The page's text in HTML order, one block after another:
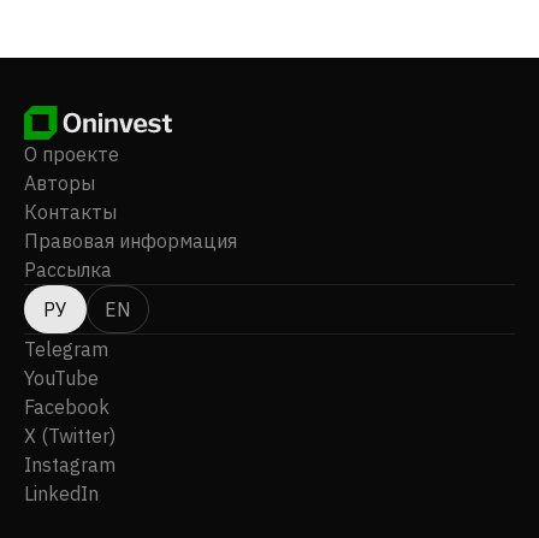
материалов и тканые полотна. Компания была
находится в Ченнаи, Индия.
О проекте
Авторы
Контакты
Правовая информация
Рассылка
РУ
EN
Telegram
YouTube
Facebook
X (Twitter)
Instagram
LinkedIn